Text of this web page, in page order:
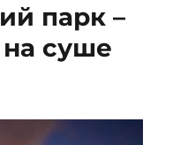
парк –
на суше